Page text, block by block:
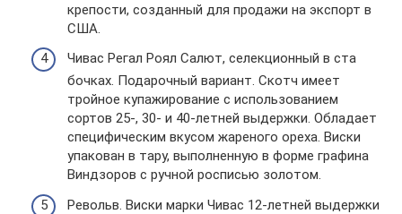
крепости, созданный для продажи на экспорт в
США.
Чивас Регал Роял Салют, селекционный в ста
бочках. Подарочный вариант. Скотч имеет
тройное купажирование с использованием
сортов 25-, 30- и 40-летней выдержки. Обладает
специфическим вкусом жареного ореха. Виски
упакован в тару, выполненную в форме графина
Виндзоров с ручной росписью золотом.
Револьв. Виски марки Чивас 12-летней выдержки